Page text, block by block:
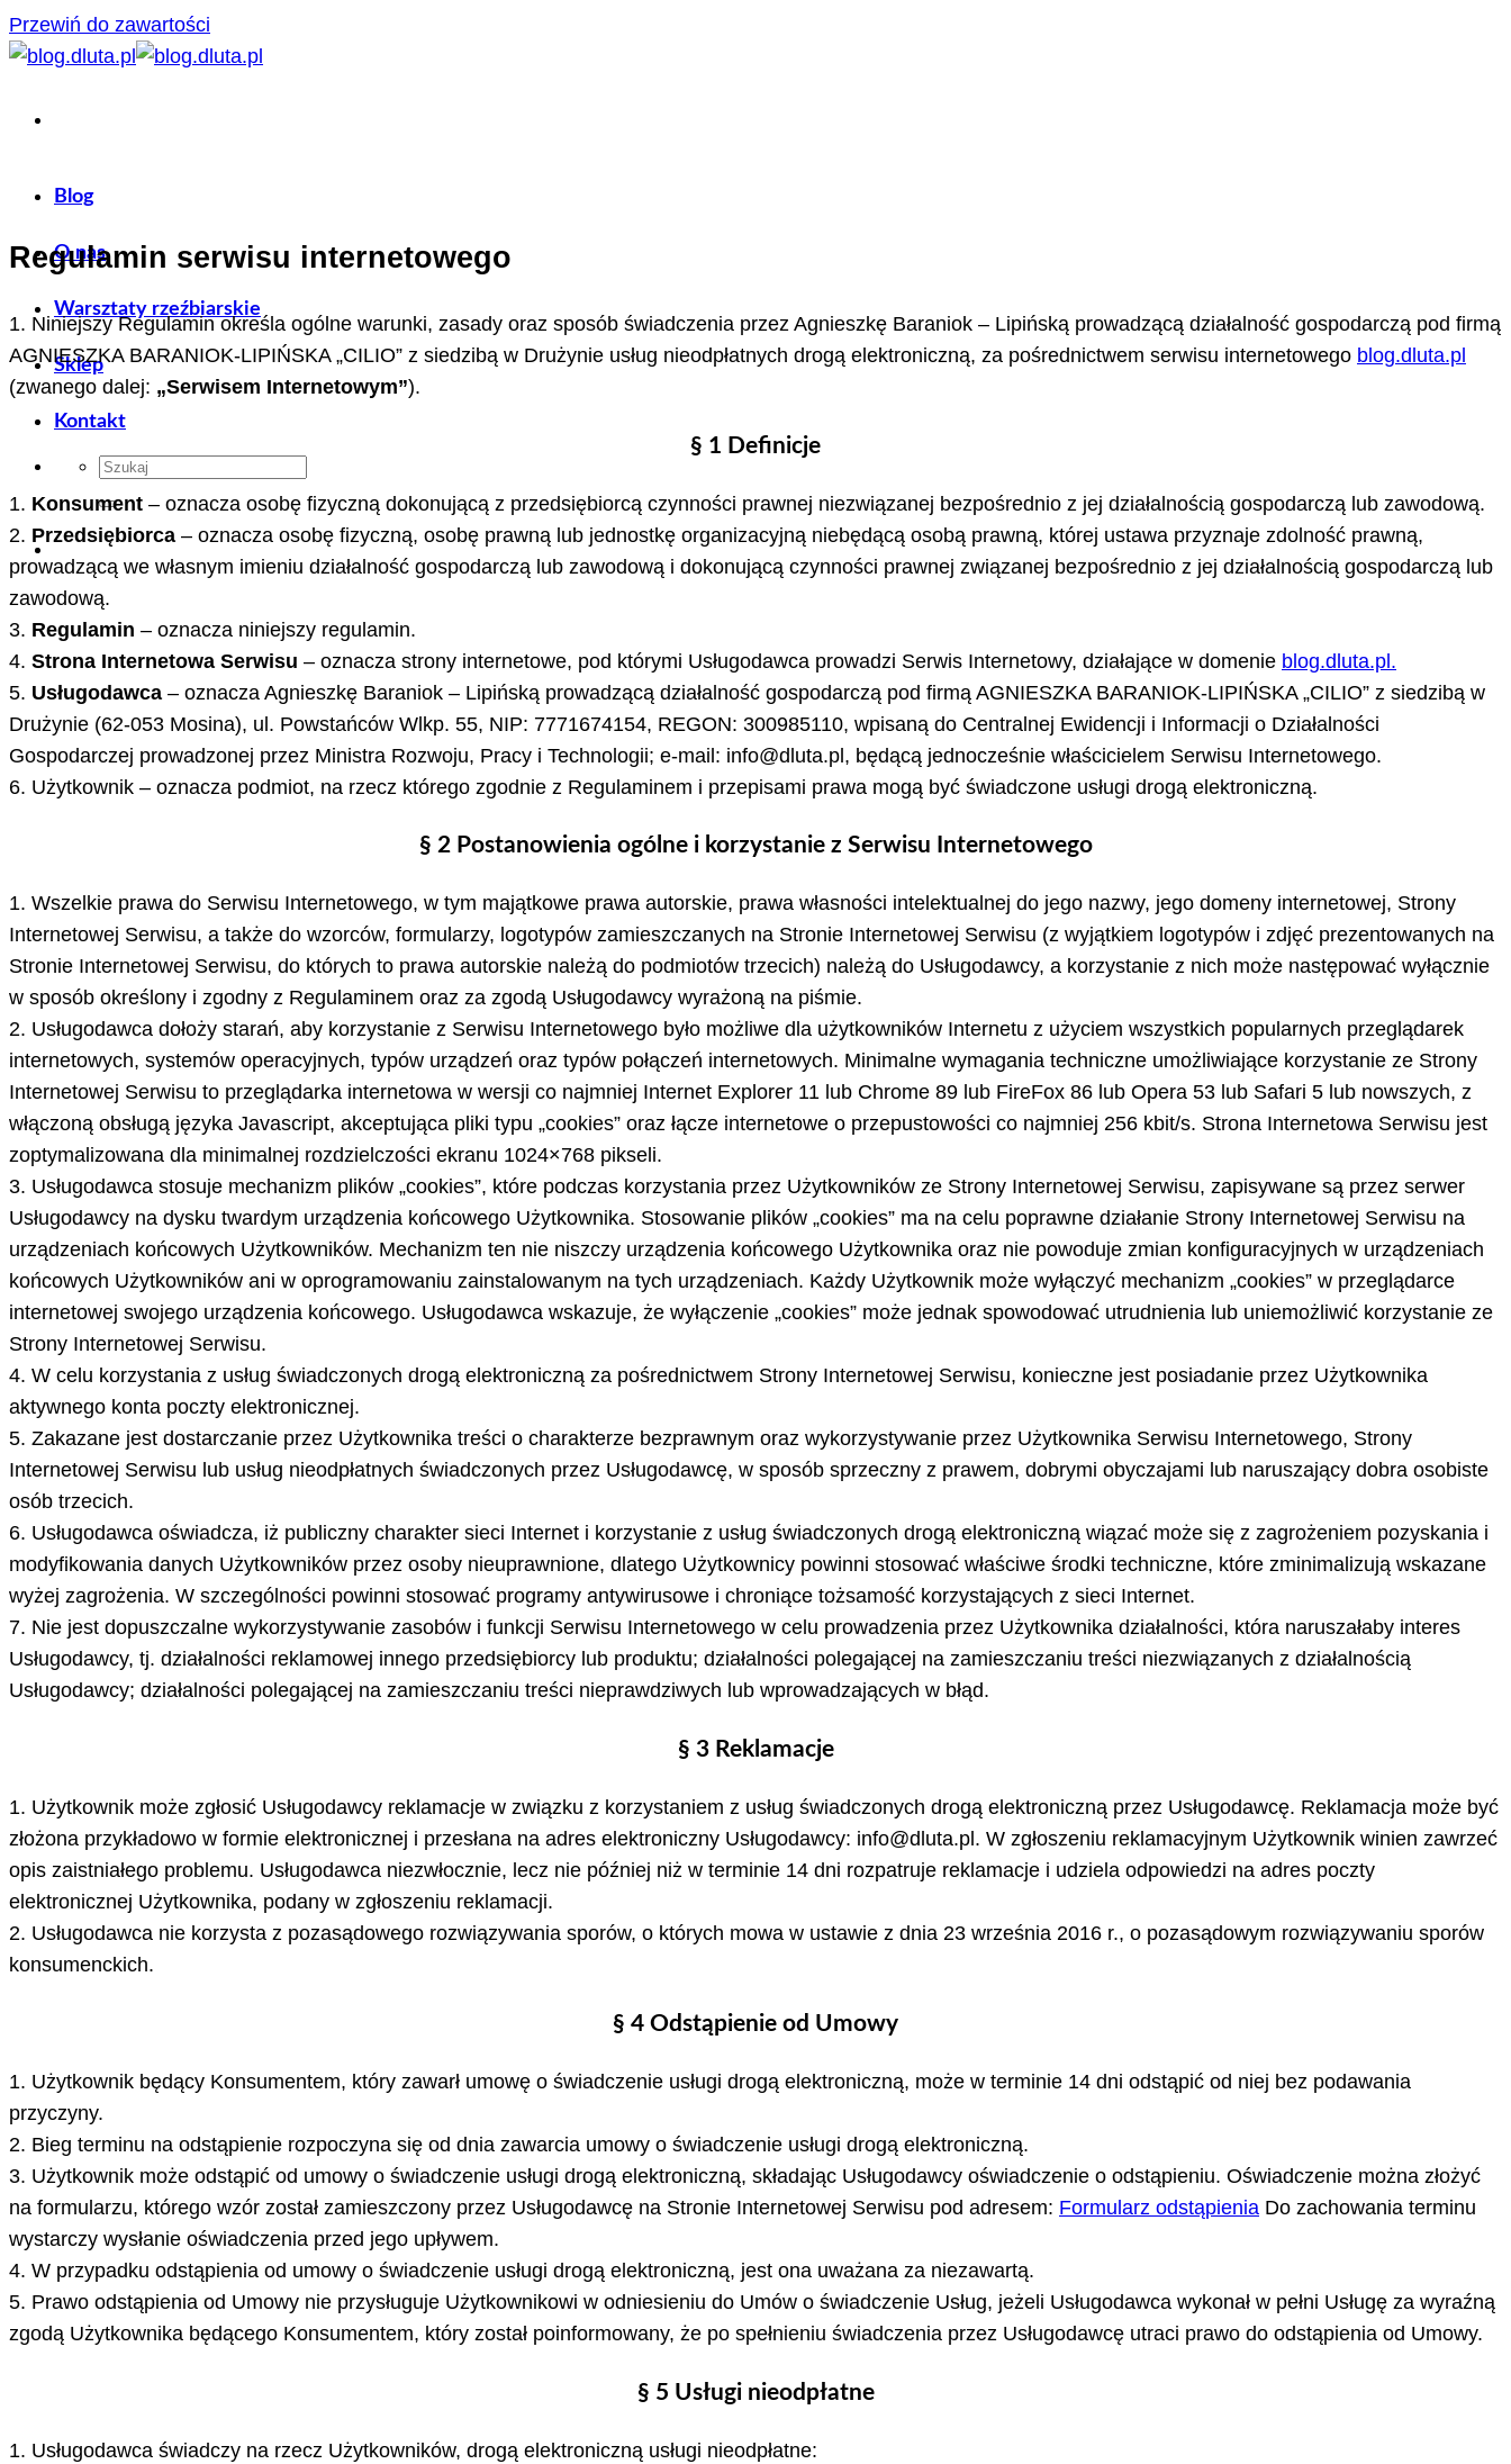
Przewiń do zawartości
Blog
O nas
Warsztaty rzeźbiarskie
Sklep
Kontakt
Regulamin serwisu internetowego
1. Niniejszy Regulamin określa ogólne warunki, zasady oraz sposób świadczenia przez Agnieszkę Baraniok – Lipińską prowadzącą działalność gospodarczą pod firmą
AGNIESZKA BARANIOK-LIPIŃSKA „CILIO” z siedzibą w Drużynie usług nieodpłatnych drogą elektroniczną, za pośrednictwem serwisu internetowego blog.dluta.pl
(zwanego dalej: „Serwisem Internetowym”).
§ 1 Definicje
1. Konsument – oznacza osobę fizyczną dokonującą z przedsiębiorcą czynności prawnej niezwiązanej bezpośrednio z jej działalnością gospodarczą lub zawodową.
2. Przedsiębiorca – oznacza osobę fizyczną, osobę prawną lub jednostkę organizacyjną niebędącą osobą prawną, której ustawa przyznaje zdolność prawną,
prowadzącą we własnym imieniu działalność gospodarczą lub zawodową i dokonującą czynności prawnej związanej bezpośrednio z jej działalnością gospodarczą lub
zawodową.
3. Regulamin – oznacza niniejszy regulamin.
4. Strona Internetowa Serwisu – oznacza strony internetowe, pod którymi Usługodawca prowadzi Serwis Internetowy, działające w domenie blog.dluta.pl.
5. Usługodawca – oznacza Agnieszkę Baraniok – Lipińską prowadzącą działalność gospodarczą pod firmą AGNIESZKA BARANIOK-LIPIŃSKA „CILIO” z siedzibą w
Drużynie (62-053 Mosina), ul. Powstańców Wlkp. 55, NIP: 7771674154, REGON: 300985110, wpisaną do Centralnej Ewidencji i Informacji o Działalności
Gospodarczej prowadzonej przez Ministra Rozwoju, Pracy i Technologii; e-mail: info@dluta.pl, będącą jednocześnie właścicielem Serwisu Internetowego.
6. Użytkownik – oznacza podmiot, na rzecz którego zgodnie z Regulaminem i przepisami prawa mogą być świadczone usługi drogą elektroniczną.
§ 2 Postanowienia ogólne i korzystanie z Serwisu Internetowego
1. Wszelkie prawa do Serwisu Internetowego, w tym majątkowe prawa autorskie, prawa własności intelektualnej do jego nazwy, jego domeny internetowej, Strony
Internetowej Serwisu, a także do wzorców, formularzy, logotypów zamieszczanych na Stronie Internetowej Serwisu (z wyjątkiem logotypów i zdjęć prezentowanych na
Stronie Internetowej Serwisu, do których to prawa autorskie należą do podmiotów trzecich) należą do Usługodawcy, a korzystanie z nich może następować wyłącznie
w sposób określony i zgodny z Regulaminem oraz za zgodą Usługodawcy wyrażoną na piśmie.
2. Usługodawca dołoży starań, aby korzystanie z Serwisu Internetowego było możliwe dla użytkowników Internetu z użyciem wszystkich popularnych przeglądarek
internetowych, systemów operacyjnych, typów urządzeń oraz typów połączeń internetowych. Minimalne wymagania techniczne umożliwiające korzystanie ze Strony
Internetowej Serwisu to przeglądarka internetowa w wersji co najmniej Internet Explorer 11 lub Chrome 89 lub FireFox 86 lub Opera 53 lub Safari 5 lub nowszych, z
włączoną obsługą języka Javascript, akceptująca pliki typu „cookies” oraz łącze internetowe o przepustowości co najmniej 256 kbit/s. Strona Internetowa Serwisu jest
zoptymalizowana dla minimalnej rozdzielczości ekranu 1024×768 pikseli.
3. Usługodawca stosuje mechanizm plików „cookies”, które podczas korzystania przez Użytkowników ze Strony Internetowej Serwisu, zapisywane są przez serwer
Usługodawcy na dysku twardym urządzenia końcowego Użytkownika. Stosowanie plików „cookies” ma na celu poprawne działanie Strony Internetowej Serwisu na
urządzeniach końcowych Użytkowników. Mechanizm ten nie niszczy urządzenia końcowego Użytkownika oraz nie powoduje zmian konfiguracyjnych w urządzeniach
końcowych Użytkowników ani w oprogramowaniu zainstalowanym na tych urządzeniach. Każdy Użytkownik może wyłączyć mechanizm „cookies” w przeglądarce
internetowej swojego urządzenia końcowego. Usługodawca wskazuje, że wyłączenie „cookies” może jednak spowodować utrudnienia lub uniemożliwić korzystanie ze
Strony Internetowej Serwisu.
4. W celu korzystania z usług świadczonych drogą elektroniczną za pośrednictwem Strony Internetowej Serwisu, konieczne jest posiadanie przez Użytkownika
aktywnego konta poczty elektronicznej.
5. Zakazane jest dostarczanie przez Użytkownika treści o charakterze bezprawnym oraz wykorzystywanie przez Użytkownika Serwisu Internetowego, Strony
Internetowej Serwisu lub usług nieodpłatnych świadczonych przez Usługodawcę, w sposób sprzeczny z prawem, dobrymi obyczajami lub naruszający dobra osobiste
osób trzecich.
6. Usługodawca oświadcza, iż publiczny charakter sieci Internet i korzystanie z usług świadczonych drogą elektroniczną wiązać może się z zagrożeniem pozyskania i
modyfikowania danych Użytkowników przez osoby nieuprawnione, dlatego Użytkownicy powinni stosować właściwe środki techniczne, które zminimalizują wskazane
wyżej zagrożenia. W szczególności powinni stosować programy antywirusowe i chroniące tożsamość korzystających z sieci Internet.
7. Nie jest dopuszczalne wykorzystywanie zasobów i funkcji Serwisu Internetowego w celu prowadzenia przez Użytkownika działalności, która naruszałaby interes
Usługodawcy, tj. działalności reklamowej innego przedsiębiorcy lub produktu; działalności polegającej na zamieszczaniu treści niezwiązanych z działalnością
Usługodawcy; działalności polegającej na zamieszczaniu treści nieprawdziwych lub wprowadzających w błąd.
§ 3 Reklamacje
1. Użytkownik może zgłosić Usługodawcy reklamacje w związku z korzystaniem z usług świadczonych drogą elektroniczną przez Usługodawcę. Reklamacja może być
złożona przykładowo w formie elektronicznej i przesłana na adres elektroniczny Usługodawcy: info@dluta.pl. W zgłoszeniu reklamacyjnym Użytkownik winien zawrzeć
opis zaistniałego problemu. Usługodawca niezwłocznie, lecz nie później niż w terminie 14 dni rozpatruje reklamacje i udziela odpowiedzi na adres poczty
elektronicznej Użytkownika, podany w zgłoszeniu reklamacji.
2. Usługodawca nie korzysta z pozasądowego rozwiązywania sporów, o których mowa w ustawie z dnia 23 września 2016 r., o pozasądowym rozwiązywaniu sporów
konsumenckich.
§ 4 Odstąpienie od Umowy
1. Użytkownik będący Konsumentem, który zawarł umowę o świadczenie usługi drogą elektroniczną, może w terminie 14 dni odstąpić od niej bez podawania
przyczyny.
2. Bieg terminu na odstąpienie rozpoczyna się od dnia zawarcia umowy o świadczenie usługi drogą elektroniczną.
3. Użytkownik może odstąpić od umowy o świadczenie usługi drogą elektroniczną, składając Usługodawcy oświadczenie o odstąpieniu. Oświadczenie można złożyć
na formularzu, którego wzór został zamieszczony przez Usługodawcę na Stronie Internetowej Serwisu pod adresem: Formularz odstąpienia Do zachowania terminu
wystarczy wysłanie oświadczenia przed jego upływem.
4. W przypadku odstąpienia od umowy o świadczenie usługi drogą elektroniczną, jest ona uważana za niezawartą.
5. Prawo odstąpienia od Umowy nie przysługuje Użytkownikowi w odniesieniu do Umów o świadczenie Usług, jeżeli Usługodawca wykonał w pełni Usługę za wyraźną
zgodą Użytkownika będącego Konsumentem, który został poinformowany, że po spełnieniu świadczenia przez Usługodawcę utraci prawo do odstąpienia od Umowy.
§ 5 Usługi nieodpłatne
1. Usługodawca świadczy na rzecz Użytkowników, drogą elektroniczną usługi nieodpłatne: